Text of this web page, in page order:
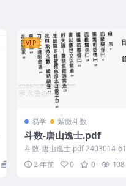
VIP
易学 紫微斗数
斗数-唐山逸士.pdf
斗数-唐山逸士.pdf 2403014-61
2 年前
0 0 108